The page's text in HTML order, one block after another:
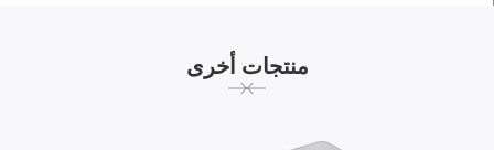
منتجات أخرى